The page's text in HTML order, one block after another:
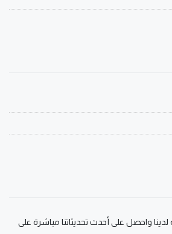
لدينا واحصل على أحدث تحديثاتنا مباشرة على